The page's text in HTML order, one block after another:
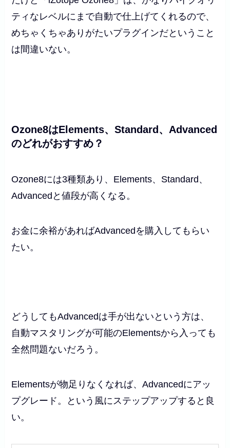
ティなレベルにまで自動で仕上げてくれるので、
めちゃくちゃありがたいプラグインだということ
は間違いない。
Ozone8はElements、Standard、Advanced
のどれがおすすめ？
Ozone8には3種類あり、Elements、Standard、
Advancedと値段が高くなる。
お金に余裕があればAdvancedを購入してもらい
たい。
どうしてもAdvancedは手が出ないという方は、
自動マスタリングが可能のElementsから入っても
全然問題ないだろう。
Elementsが物足りなくなれば、Advancedにアッ
プグレード。という風にステップアップすると良
い。